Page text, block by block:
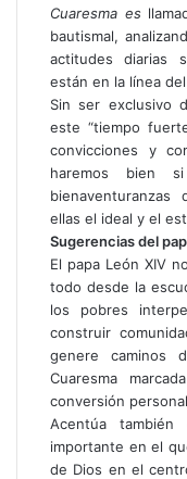
Cuaresma es
bautismal,
actitudes diarias
están en la línea
Sin ser exclusivo
este “tiempo
convicciones y
haremos bien
bienaventuranzas
ellas el ideal y el
Sugerencias del
El papa León XIV
todo desde la
los pobres
construir
genere caminos
Cuaresma
conversión
Acentúa
importante en el
de Dios en el